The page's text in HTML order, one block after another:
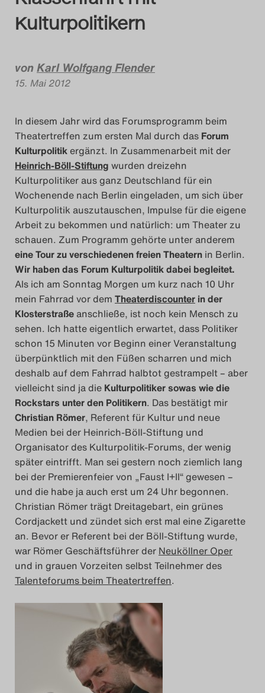
Das Theatertreffen-
Das Theatertreffen-
Das Theatertreffen-
Das Theatertreffen-
Das Theatertreffen-
Das Theatertreffen-
Das Theatertreffen-
Das Theatertreffen-
Das Theatertreffen-
Impressum
Search
Kulturpolitikern
vonKarl Wolfgang Flender
15. Mai 2012
In diesem Jahr wird das Forumsprogramm beim
Theatertreffen zum ersten Mal durch das Forum
Kulturpolitikergänzt. In Zusammenarbeit mit der
Heinrich-Böll-Stiftung wurden dreizehn
Kulturpolitiker aus ganz Deutschland für ein
Wochenende nach Berlin eingeladen, um sich über
Kulturpolitik auszutauschen, Impulse für die eigene
Arbeit zu bekommen und natürlich: um Theater zu
schauen. Zum Programm gehörte unter anderem
eine Tour zu verschiedenen freien Theatern in Berlin.
Wir haben das Forum Kulturpolitik dabei begleitet.
Als ich am Sonntag Morgen um kurz nach 10 Uhr
mein Fahrrad vor dem Theaterdiscounter in der
Klosterstraße anschließe, ist noch kein Mensch zu
sehen. Ich hatte eigentlich erwartet, dass Politiker
schon 15 Minuten vor Beginn einer Veranstaltung
überpünktlich mit den Füßen scharren und mich
deshalb auf dem Fahrrad halbtot gestrampelt – aber
vielleicht sind ja die Kulturpolitiker sowas wie die
Rockstars unter den Politikern. Das bestätigt mir
Christian Römer, Referent für Kultur und neue
Medien bei der Heinrich-Böll-Stiftung und
Organisator des Kulturpolitik-Forums, der wenig
später eintrifft. Man sei gestern noch ziemlich lang
bei der Premierenfeier von „Faust I+II“ gewesen –
und die habe ja auch erst um 24 Uhr begonnen.
Christian Römer trägt Dreitagebart, ein grünes
Cordjackett und zündet sich erst mal eine Zigarette
an. Bevor er Referent bei der Böll-Stiftung wurde,
war Römer Geschäftsführer der Neuköllner Oper
und in grauen Vorzeiten selbst Teilnehmer des
Talenteforums beim Theatertreffen.